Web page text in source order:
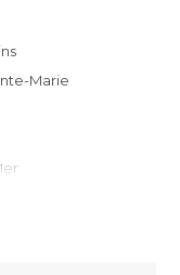
Marie